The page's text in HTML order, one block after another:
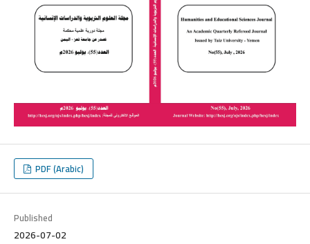
PDF (Arabic)
Published
2026-07-02